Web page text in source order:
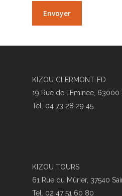
KIZOU CLERMONT-FD
19 Rue de l'Eminee,
Tel. 04 73 28 29 45
KIZOU TOURS
61 Rue du Mûrier, 37540
Tel. 02 47 51 60 80